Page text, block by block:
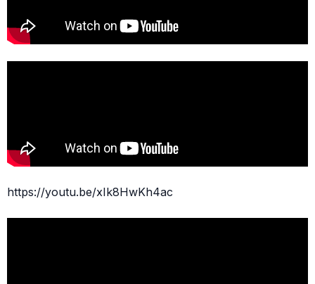
https://youtu.be/xIk8HwKh4ac